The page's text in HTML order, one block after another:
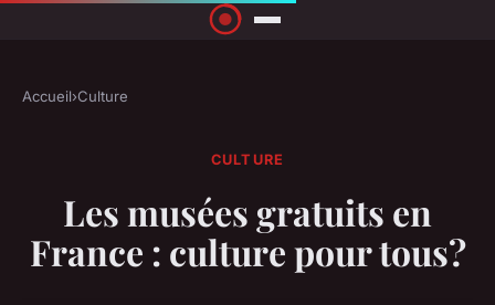
Accueil›Culture
CULTURE
Les musées gratuits en
France : culture pour tous?